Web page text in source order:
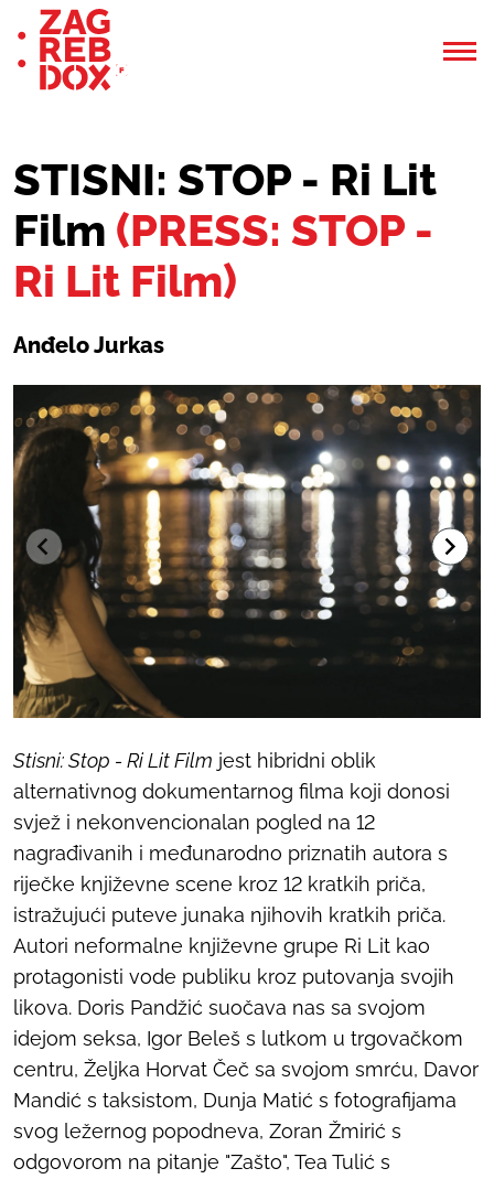
STISNI: STOP - Ri Lit
Film (PRESS: STOP -
Ri Lit Film)
Anđelo Jurkas
Stisni: Stop - Ri Lit Film jest hibridni oblik
alternativnog dokumentarnog filma koji donosi
svjež i nekonvencionalan pogled na 12
nagrađivanih i međunarodno priznatih autora s
riječke književne scene kroz 12 kratkih priča,
istražujući puteve junaka njihovih kratkih priča.
Autori neformalne književne grupe Ri Lit kao
protagonisti vode publiku kroz putovanja svojih
likova. Doris Pandžić suočava nas sa svojom
idejom seksa, Igor Beleš s lutkom u trgovačkom
centru, Željka Horvat Čeč sa svojom smrću, Davor
Mandić s taksistom, Dunja Matić s fotografijama
svog ležernog popodneva, Zoran Žmirić s
odgovorom na pitanje "Zašto", Tea Tulić s